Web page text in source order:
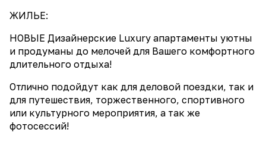
ЖИЛЬЕ:
НОВЫЕ Дизайнерские Luхury апартаменты уютны
и продуманы до мелочей для Вашего комфортного
длительного отдыха!
Отлично подойдут как для деловой поездки, так и
для путешествия, торжественного, спортивного
или культурного мероприятия, а так же
фотосессий!